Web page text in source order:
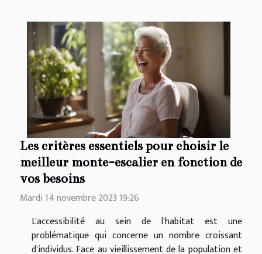
Les critères essentiels pour choisir le
meilleur monte-escalier en fonction de
vos besoins
Mardi 14 novembre 2023 19:26
L'accessibilité au sein de l'habitat est une
problématique qui concerne un nombre croissant
d'individus. Face au vieillissement de la population et